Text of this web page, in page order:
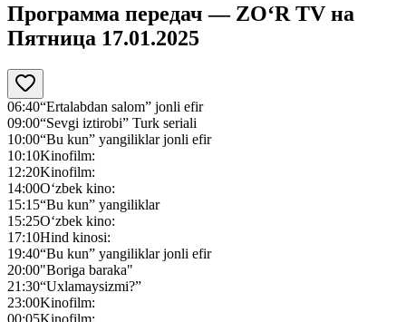
Программа передач — ZO‘R TV на
Пятница 17.01.2025
06:40“Ertalabdan salom” jonli efir
09:00“Sevgi iztirobi” Turk seriali
10:00“Bu kun” yangiliklar jonli efir
10:10Kinofilm:
12:20Kinofilm:
14:00O‘zbek kino:
15:15“Bu kun” yangiliklar
15:25O‘zbek kino:
17:10Hind kinosi:
19:40“Bu kun” yangiliklar jonli efir
20:00"Boriga baraka"
21:30“Uxlamaysizmi?”
23:00Kinofilm:
00:05Kinofilm: